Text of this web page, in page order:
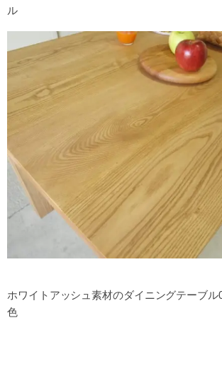
ル
ホワイトアッシュ素材のダイニングテーブ
色